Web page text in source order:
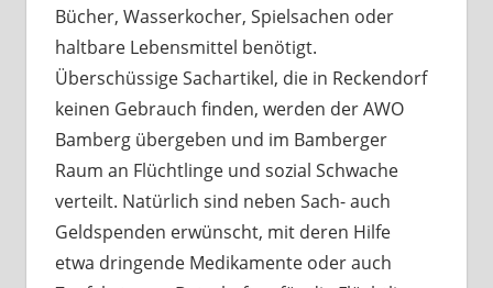
Bücher, Wasserkocher, Spielsachen oder
haltbare Lebensmittel benötigt.
Überschüssige Sachartikel, die in Reckendorf
keinen Gebrauch finden, werden der AWO
Bamberg übergeben und im Bamberger
Raum an Flüchtlinge und sozial Schwache
verteilt. Natürlich sind neben Sach- auch
Geldspenden erwünscht, mit deren Hilfe
etwa dringende Medikamente oder auch